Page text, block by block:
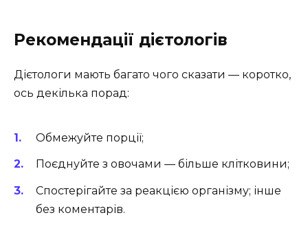
Рекомендації дієтологів
Дієтологи мають багато чого сказати — коротко,
ось декілька порад:
Обмежуйте порції;
Поєднуйте з овочами — більше клітковини;
Спостерігайте за реакцією організму; інше
без коментарів.